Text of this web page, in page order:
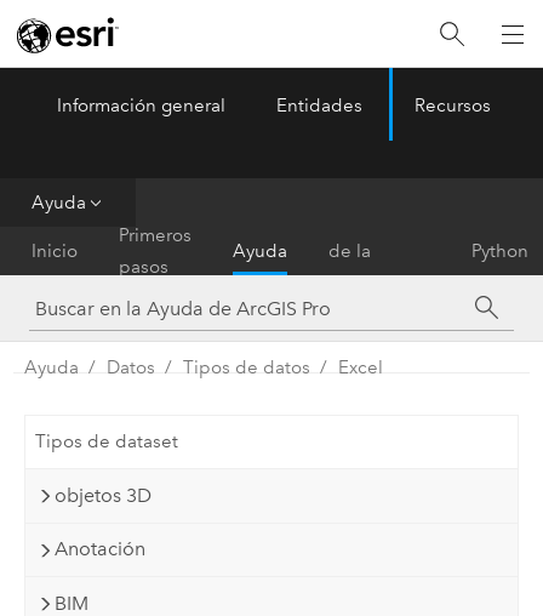
ArcGIS Pro Menu
Información general Entidades Recursos
Ayuda
Inicio
Primeros
pasos
Ayuda
de la
herramienta
Python
Ayuda Datos Tipos de datos Excel
Tipos de dataset
objetos 3D
Anotación
BIM